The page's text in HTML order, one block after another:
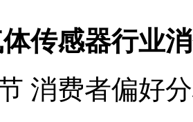
传感器行业
费者偏好